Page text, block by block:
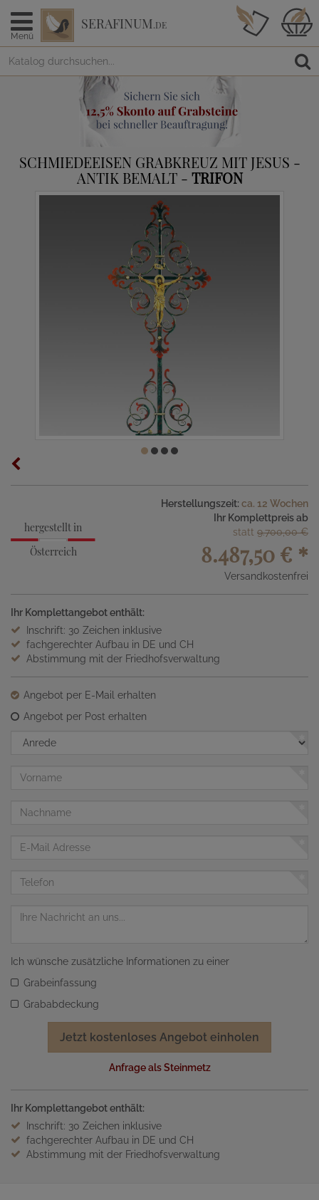
Menü
SERAFINUM.DE
SCHMIEDEEISEN GRABKREUZ MIT JESUS -
ANTIK BEMALT - TRIFON
hergestellt in
Österreich
Herstellungszeit: ca. 12 Wochen
Ihr Komplettpreis ab
statt 9.700,00 €
8.487,50 € *
Versandkostenfrei
Ihr Komplettangebot enthält:
Inschrift: 30 Zeichen inklusive
fachgerechter Aufbau in DE und CH
Abstimmung mit der Friedhofsverwaltung
Angebot per E-Mail erhalten
Angebot per Post erhalten
Anrede
Vorname
Nachname
Telefon
Nachricht
Ich wünsche zusätzliche Informationen zu einer
Grabeinfassung
Grababdeckung
Jetzt kostenloses Angebot einholen
Anfrage als Steinmetz
Ihr Komplettangebot enthält:
Inschrift: 30 Zeichen inklusive
fachgerechter Aufbau in DE und CH
Abstimmung mit der Friedhofsverwaltung